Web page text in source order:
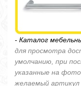
- Каталог
для просмотра
умолчанию, при
указанные на
желаемый артикул